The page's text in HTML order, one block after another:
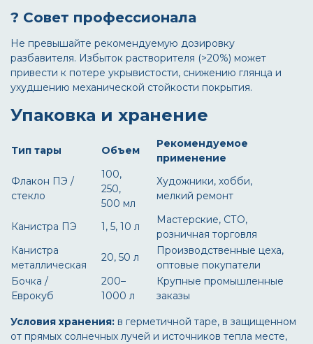
? Совет профессионала
Не превышайте рекомендуемую дозировку
разбавителя. Избыток растворителя (>20%) может
привести к потере укрывистости, снижению глянца и
ухудшению механической стойкости покрытия.
Упаковка и хранение
Тип тары Объем
Рекомендуемое
применение
Флакон ПЭ /
стекло
100,
250,
500 мл
Художники, хобби,
мелкий ремонт
Канистра ПЭ 1, 5, 10 л
Мастерские, СТО,
розничная торговля
Канистра
металлическая
20, 50 л
Производственные цеха,
оптовые покупатели
Бочка /
Еврокуб
200–
1000 л
Крупные промышленные
заказы
Условия хранения: в герметичной таре, в защищенном
от прямых солнечных лучей и источников тепла месте,